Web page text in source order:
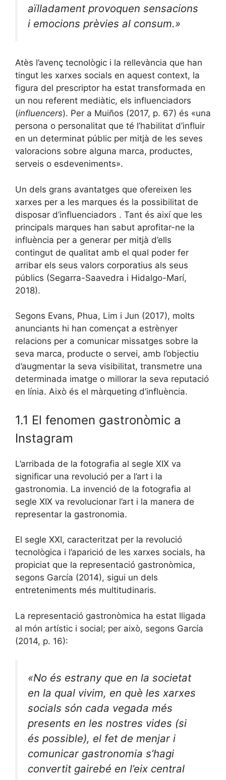
aïlladament provoquen sensacions
i emocions prèvies al consum.»
Atès l’avenç tecnològic i la rellevància que han
tingut les xarxes socials en aquest context, la
figura del prescriptor ha estat transformada en
un nou referent mediàtic, els influenciadors
(influencers). Per a Muiños (2017, p. 67) és «una
persona o personalitat que té l’habilitat d’influir
en un determinat públic per mitjà de les seves
valoracions sobre alguna marca, productes,
serveis o esdeveniments».
Un dels grans avantatges que ofereixen les
xarxes per a les marques és la possibilitat de
disposar d’influenciadors . Tant és així que les
principals marques han sabut aprofitar-ne la
influència per a generar per mitjà d’ells
contingut de qualitat amb el qual poder fer
arribar els seus valors corporatius als seus
públics (Segarra-Saavedra i Hidalgo-Marí,
2018).
Segons Evans, Phua, Lim i Jun (2017), molts
anunciants hi han començat a estrènyer
relacions per a comunicar missatges sobre la
seva marca, producte o servei, amb l’objectiu
d’augmentar la seva visibilitat, transmetre una
determinada imatge o millorar la seva reputació
en línia. Això és el màrqueting d’influència.
1.1 El fenomen gastronòmic a
Instagram
L’arribada de la fotografia al segle XIX va
significar una revolució per a l’art i la
gastronomia. La invenció de la fotografia al
segle XIX va revolucionar l’art i la manera de
representar la gastronomia.
El segle XXI, caracteritzat per la revolució
tecnològica i l’aparició de les xarxes socials, ha
propiciat que la representació gastronòmica,
segons García (2014), sigui un dels
entreteniments més multitudinaris.
La representació gastronòmica ha estat lligada
al món artístic i social; per això, segons García
(2014, p. 16):
«No és estrany que en la societat
en la qual vivim, en què les xarxes
socials són cada vegada més
presents en les nostres vides (si
és possible), el fet de menjar i
comunicar gastronomia s’hagi
convertit gairebé en l’eix central